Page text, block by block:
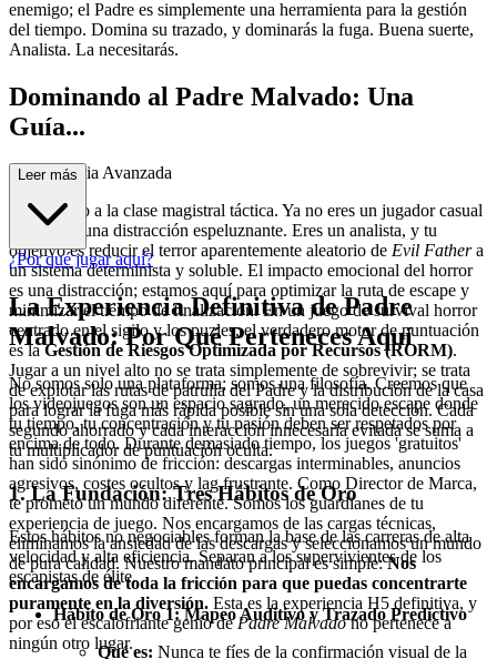
enemigo; el Padre es simplemente una herramienta para la gestión
del tiempo. Domina su trazado, y dominarás la fuga. Buena suerte,
Analista. La necesitarás.
Dominando al Padre Malvado: Una
Guía...
de Estrategia Avanzada
Bienvenido a la clase magistral táctica. Ya no eres un jugador casual
que busca una distracción espeluznante. Eres un analista, y tu
objetivo es reducir el terror aparentemente aleatorio de Evil Fathera
un sistema determinista y soluble. El impacto emocional del horror
es una distracción; estamos aquí para optimizar la ruta de escape y
minimizar el tiempo de finalización. En un juego de survival horror
centrado en el sigilo y los puzles, el verdadero motor de puntuación
es laGestión de Riesgos Optimizada por Recursos (RORM).
Jugar a un nivel alto no se trata simplemente de sobrevivir; se trata
de explotar las rutas de patrulla del Padre y la distribución de la casa
para lograr la fuga más rápida posible sin una sola detección. Cada
segundo ahorrado y cada interacción innecesaria evitada se suma a
tu multiplicador de puntuación oculta.
1. La Fundación: Tres Hábitos de Oro
Estos hábitos no negociables forman la base de las carreras de alta
velocidad y alta eficiencia. Separan a los supervivientes de los
escapistas de élite.
Hábito de Oro 1: Mapeo Auditivo y Trazado Predictivo
Qué es: Nunca te fíes de la confirmación visual de la
Leer más
¿Por qué jugar aquí?
La Experiencia Definitiva de Padre
Malvado: Por Qué Perteneces Aquí
No somos solo una plataforma; somos una filosofía. Creemos que
los videojuegos son un espacio sagrado, un merecido escape donde
tu tiempo, tu concentración y tu pasión deben ser respetados por
encima de todo. Durante demasiado tiempo, los juegos 'gratuitos'
han sido sinónimo de fricción: descargas interminables, anuncios
agresivos, costes ocultos y lag frustrante. Como Director de Marca,
te prometo un mundo diferente. Somos los guardianes de tu
experiencia de juego. Nos encargamos de las cargas técnicas,
eliminamos la ansiedad de las descargas y seleccionamos un mundo
de pura calidad. Nuestro mandato principal es simple:Nos
encargamos de toda la fricción para que puedas concentrarte
puramente en la diversión. Esta es la experiencia H5 definitiva, y
por eso el escalofriante genio dePadre Malvadono pertenece a
ningún otro lugar.